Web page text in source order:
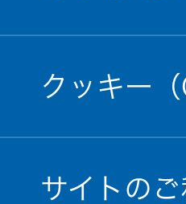
クッキー
サイトの